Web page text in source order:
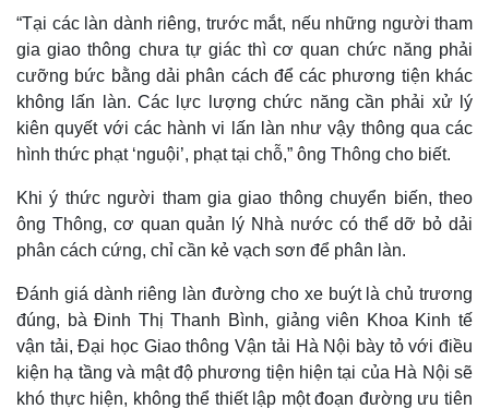
“Tại các làn dành riêng, trước mắt, nếu những người tham
gia giao thông chưa tự giác thì cơ quan chức năng phải
cưỡng bức bằng dải phân cách để các phương tiện khác
không lấn làn. Các lực lượng chức năng cần phải xử lý
kiên quyết với các hành vi lấn làn như vậy thông qua các
hình thức phạt ‘nguội’, phạt tại chỗ,” ông Thông cho biết.
Khi ý thức người tham gia giao thông chuyển biến, theo
ông Thông, cơ quan quản lý Nhà nước có thể dỡ bỏ dải
phân cách cứng, chỉ cần kẻ vạch sơn để phân làn.
Đánh giá dành riêng làn đường cho xe buýt là chủ trương
đúng, bà Đinh Thị Thanh Bình, giảng viên Khoa Kinh tế
vận tải, Đại học Giao thông Vận tải Hà Nội bày tỏ với điều
kiện hạ tầng và mật độ phương tiện hiện tại của Hà Nội sẽ
khó thực hiện, không thể thiết lập một đoạn đường ưu tiên